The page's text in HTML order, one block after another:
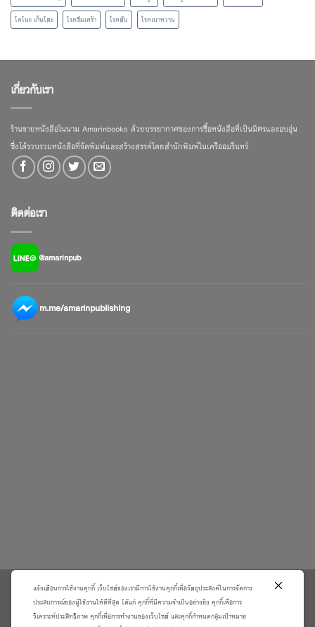
โคโนะ เก็นโตะ
โรคซึมเศร้า โรคตับ โรคเบาหวาน
เกี่ยวกับเรา
ร้านขายหนังสือในนาม Amarinbooks ด้วยบรรยากาศของการซื้อหนังสือที่เป็นมิตรและอบอุ่น
ซึ่งได้รวบรวมหนังสือที่จัดพิมพ์และสร้างสรรค์โดยสำนักพิมพ์ในเครืออมรินทร์
ติดต่อเรา
@amarinpub
m.me/amarinpublishing
\
เกี่ยวกับเรา วิธีการสั่งซื้อสินค้าและการรับประกันสินค้า
แจ้งเตือนการใช้งานคุกกี้ เว็บไซต์ของเรามีการใช้งานคุกกี้เพื่อวัตถุประสงค์ในการจัดการ
ประสบการณ์ของผู้ใช้งานให้ดีที่สุด ได้แก่ คุกกี้ที่มีความจำเป็นอย่างยิ่ง คุกกี้เพื่อการ
วิเคราะห์ประสิทธิภาพ คุกกี้เพื่อการทำงานของเว็บไซต์ และคุกกี้กำหนดกลุ่มเป้าหมาย